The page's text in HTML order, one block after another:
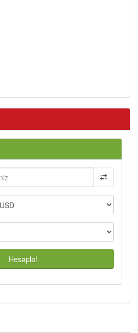
Hesapla!